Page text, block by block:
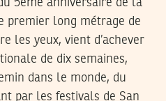
5ème anniversaire de la
premier long métrage de
les yeux, vient d’achever
de dix semaines,
dans le monde, du
par les festivals de San